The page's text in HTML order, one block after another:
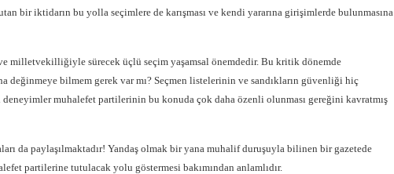
bir iktidarın bu yolla seçimlere de karışması ve kendi yararına girişimlerde bulunmasına
milletvekilliğiyle sürecek üçlü seçim yaşamsal önemdedir. Bu kritik dönemde
değinmeye bilmem gerek var mı? Seçmen listelerinin ve sandıkların güvenliği hiç
muhalefet partilerinin bu konuda çok daha özenli olunması gereğini kavratmış
da paylaşılmaktadır! Yandaş olmak bir yana muhalif duruşuyla bilinen bir gazetede
partilerine tutulacak yolu göstermesi bakımından anlamlıdır.